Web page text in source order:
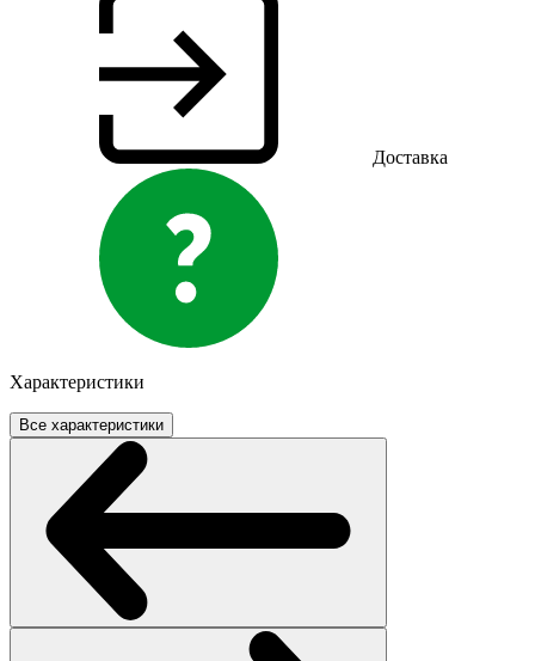
Доставка
Характеристики
Все характеристики